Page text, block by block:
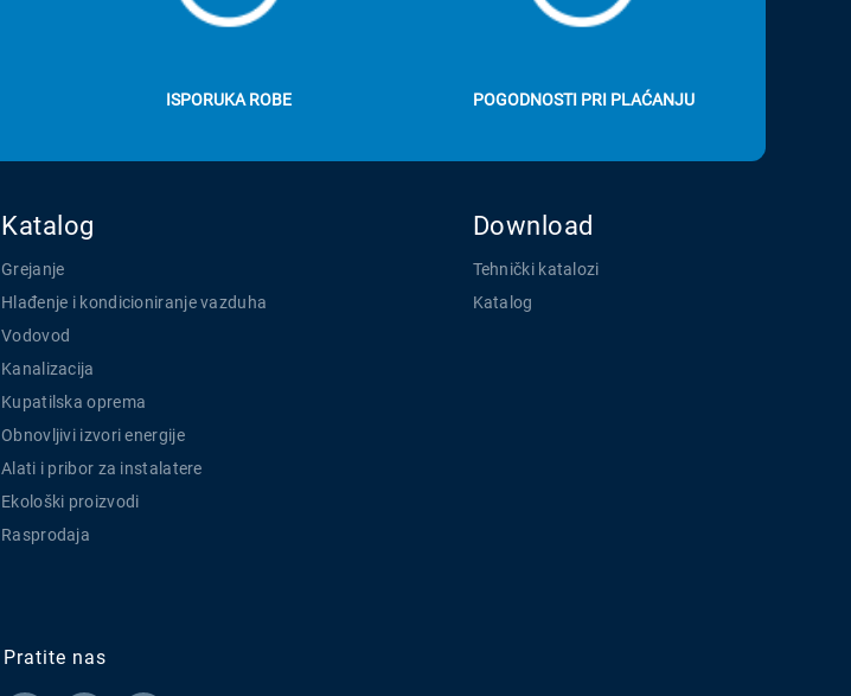
ISPORUKA ROBE POGODNOSTI PRI PLAĆANJU
Katalog
Grejanje
Hlađenje i kondicioniranje vazduha
Vodovod
Kanalizacija
Kupatilska oprema
Obnovljivi izvori energije
Alati i pribor za instalatere
Ekološki proizvodi
Rasprodaja
Download
Tehnički katalozi
Katalog
Pratite nas